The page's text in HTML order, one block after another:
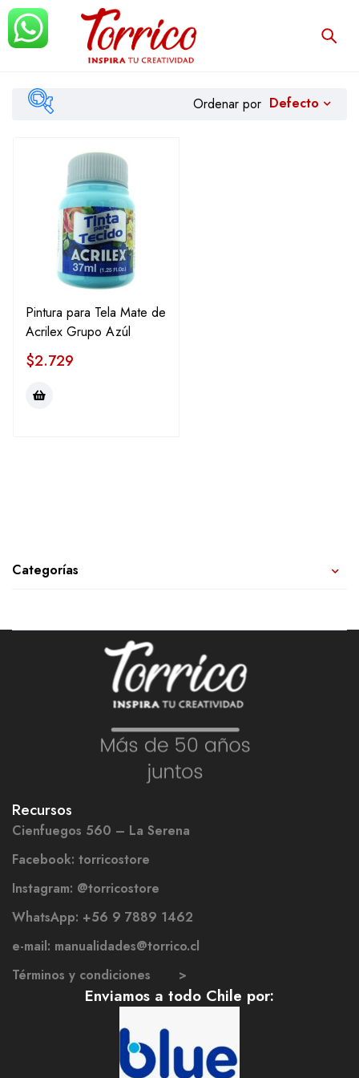
Categorías
Filtrar
Ordenar por Defecto
Pintura para Tela Mate de
Acrilex Grupo Azúl
$2.729
Recursos
Cienfuegos 560 – La Serena
Facebook: torricostore
Instagram: @torricostore
WhatsApp: +56 9 7889 1462
e-mail: manualidades@torrico.cl
Términos y condiciones >
Enviamos a todo Chile por: